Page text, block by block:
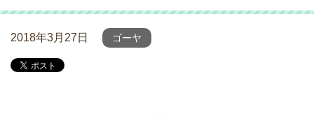
2018年3月27日 ゴーヤ